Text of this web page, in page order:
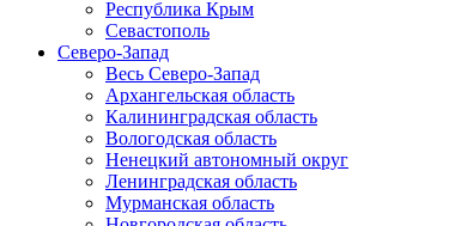
Республика Крым
Севастополь
Северо-Запад
Весь Северо-Запад
Архангельская область
Калининградская область
Вологодская область
Ненецкий автономный округ
Ленинградская область
Мурманская область